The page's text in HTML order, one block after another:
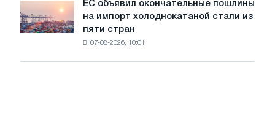
трамвайных
путей
Ярославля
объявил
окончательные
ЕС объявил окончательные пошлины
на импорт холоднокатаной стали из
пяти стран
07-08-2026, 10:01